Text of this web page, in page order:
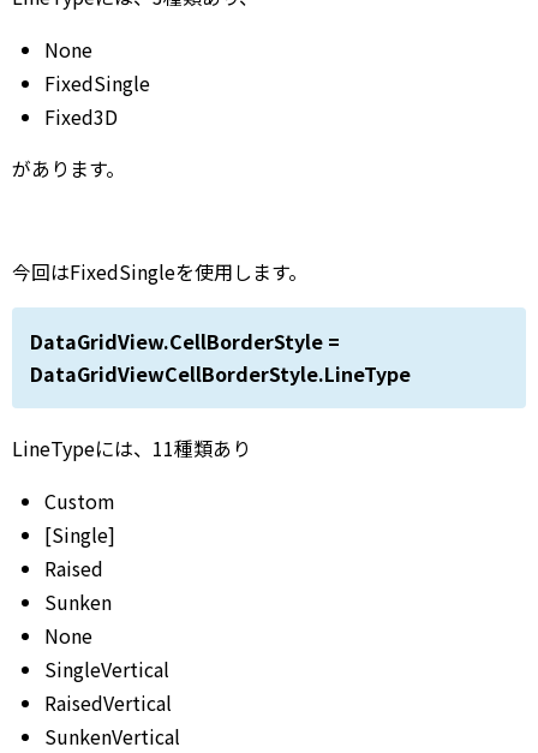
None
FixedSingle
Fixed3D
があります。
今回はFixedSingleを使用します。
DataGridView.CellBorderStyle =
DataGridViewCellBorderStyle.LineType
LineTypeには、11種類あり
Custom
[Single]
Raised
Sunken
None
SingleVertical
RaisedVertical
SunkenVertical